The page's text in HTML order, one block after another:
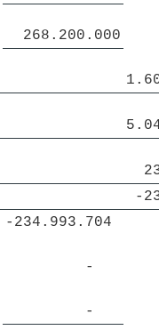
268.200.000
-
-234.993.704
-
-